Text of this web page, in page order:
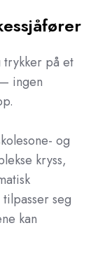
trykker på et
ingen
og
kryss,
seg
kan